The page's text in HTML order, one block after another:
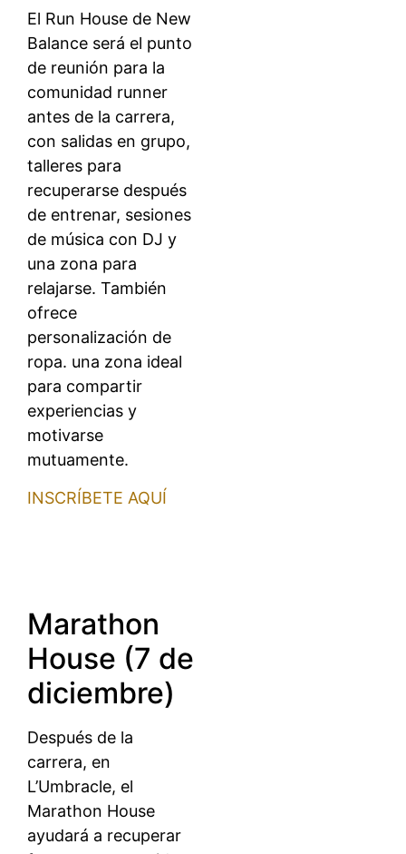
El Run House de New
Balance será el punto
de reunión para la
comunidad runner
antes de la carrera,
con salidas en grupo,
talleres para
recuperarse después
de entrenar, sesiones
de música con DJ y
una zona para
relajarse. También
ofrece
personalización de
ropa. una zona ideal
para compartir
experiencias y
motivarse
mutuamente.
INSCRÍBETE AQUÍ
Marathon
House (7 de
diciembre)
Después de la
carrera, en
L’Umbracle, el
Marathon House
ayudará a recuperar